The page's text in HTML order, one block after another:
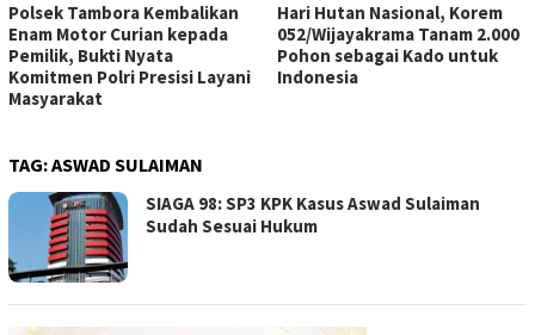
Polsek Tambora Kembalikan
Enam Motor Curian kepada
Pemilik, Bukti Nyata
Komitmen Polri Presisi Layani
Masyarakat
Hari Hutan Nasional, Korem
052/Wijayakrama Tanam 2.000
Pohon sebagai Kado untuk
Indonesia
TAG:ASWAD SULAIMAN
SIAGA 98: SP3 KPK Kasus Aswad Sulaiman
Sudah Sesuai Hukum